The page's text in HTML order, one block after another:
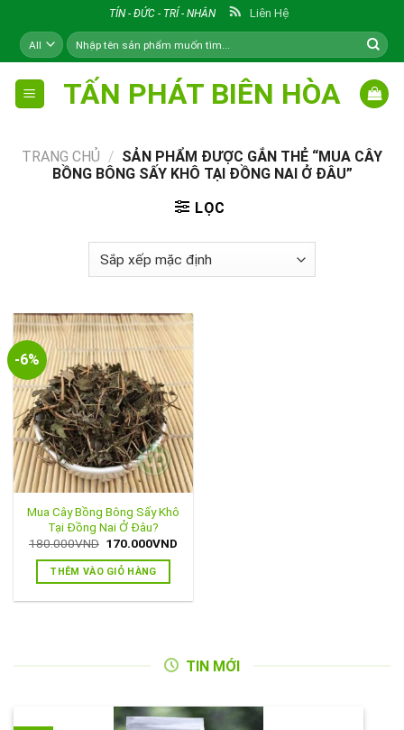
content
TÍN - ĐỨC - TRÍ - NHÂN Liên Hệ
Tìm
kiếm:
TẤN PHÁT BIÊN HÒA
TRANG CHỦ / SẢN PHẨM ĐƯỢC GẮN THẺ “MUA CÂY
BỒNG BÔNG SẤY KHÔ TẠI ĐỒNG NAI Ở ĐÂU”
LỌC
-6%
Mua Cây Bồng Bông Sấy Khô
Tại Đồng Nai Ở Đâu?
180.000VND Giá
là:
180.000VND.
170.000VND
THÊM VÀO GIỎ HÀNG
TIN MỚI